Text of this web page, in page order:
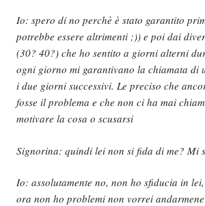
Io: spero di no perchè è stato garantito
potrebbe essere altrimenti ;)) e poi dai
(30? 40?) che ho sentito a giorni alterni
ogni giorno mi garantivano la chiamata di
i due giorni successivi. Le preciso che
fosse il problema e che non ci ha mai
motivare la cosa o scusarsi
Signorina: quindi lei non si fida di me? Mi
Io: assolutamente no, non ho sfiducia in
ora non ho problemi non vorrei